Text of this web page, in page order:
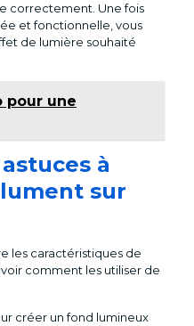
correctement. Une fois
et fonctionnelle, vous
de lumière souhaité
pour une
à
sur
les caractéristiques de
comment les utiliser de
créer un fond lumineux